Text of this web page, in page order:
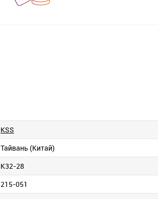
KSS
Тайвань (Китай)
K32-28
215-051